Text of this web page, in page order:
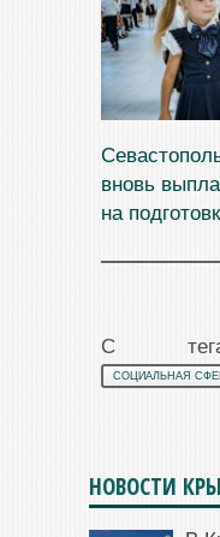
вновь
на
С
СОЦИАЛЬНАЯ
НОВОСТИ